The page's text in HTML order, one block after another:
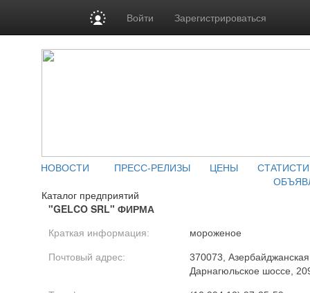
Войти Зарегистрироваться
НОВОСТИ ПРЕСС-РЕЛИЗЫ ЦЕНЫ
Каталог предприятий
"GELCO SRL" ФИРМА
Краткая информация: мороженое
Почтовый адрес:
370073, Азербайджанская
Дарнагюльское шоссе,